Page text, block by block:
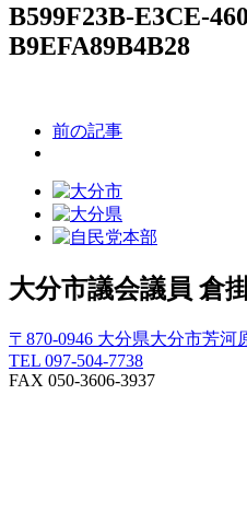
B599F23B-E3CE-
B9EFA89B4B28
前の記事
大分市議会議員 倉
〒870-0946 大分県大分市芳河
TEL 097-504-7738
FAX 050-3606-3937